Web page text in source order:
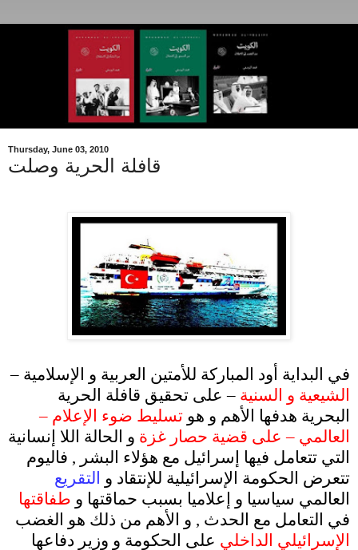
Thursday, June 03, 2010
قافلة الحرية وصلت
في البداية أود المباركة للأمتين العربية و الإسلامية –
الشيعية و السنية – على تحقيق قافلة الحرية
البحرية هدفها الأهم و هو تسليط ضوء الإعلام –
العالمي – على قضية حصار غزة و الحالة اللا إنسانية
التي تتعامل فيها إسرائيل مع هؤلاء البشر , فاليوم
تتعرض الحكومة الإسرائيلية للإنتقاد و التقريع
العالمي سياسيا و إعلاميا بسبب حماقتها و طفاقتها
في التعامل مع الحدث , و الأهم من ذلك هو الغضب
الإسرائيلي الداخلي على الحكومة و وزير دفاعها